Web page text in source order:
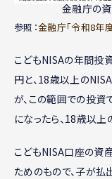
金融庁の
参照：金融庁「令和8年
こどもNISAの年間投
円と、18歳以上の
が、この範囲での投
になったら、18歳以
こどもNISA口座の資
ためのもので、子が払